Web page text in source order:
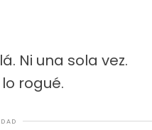
Ni una sola vez.
rogué.